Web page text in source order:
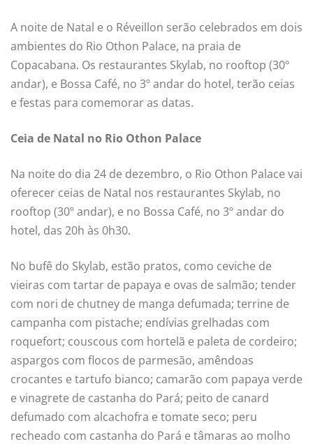
A noite de Natal e o Réveillon serão celebrados em dois
ambientes do Rio Othon Palace, na praia de
Copacabana. Os restaurantes Skylab, no rooftop (30º
andar), e Bossa Café, no 3º andar do hotel, terão ceias
e festas para comemorar as datas.
Ceia de Natal no Rio Othon Palace
Na noite do dia 24 de dezembro, o Rio Othon Palace vai
oferecer ceias de Natal nos restaurantes Skylab, no
rooftop (30º andar), e no Bossa Café, no 3º andar do
hotel, das 20h às 0h30.
No bufê do Skylab, estão pratos, como ceviche de
vieiras com tartar de papaya e ovas de salmão; tender
com nori de chutney de manga defumada; terrine de
campanha com pistache; endívias grelhadas com
roquefort; couscous com hortelã e paleta de cordeiro;
aspargos com flocos de parmesão, amêndoas
crocantes e tartufo bianco; camarão com papaya verde
e vinagrete de castanha do Pará; peito de canard
defumado com alcachofra e tomate seco; peru
recheado com castanha do Pará e tâmaras ao molho